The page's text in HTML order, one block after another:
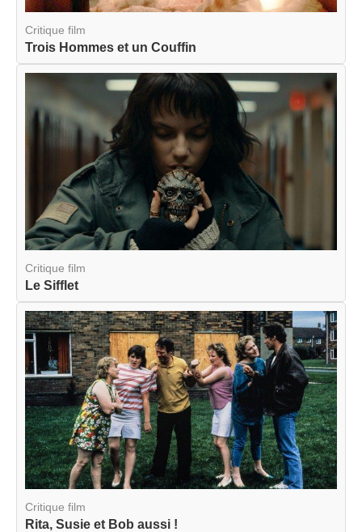
Critique film
Trois Hommes et un Couffin
Critique film
Le Sifflet
Critique film
Rita, Susie et Bob aussi !